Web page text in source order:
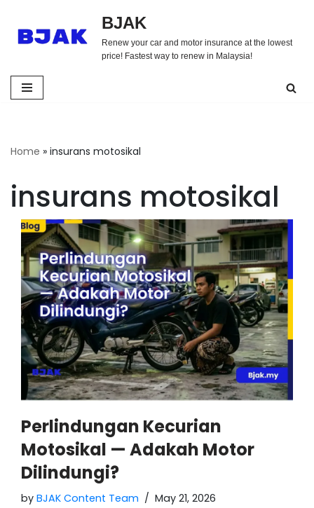
Skip
BJAK
Renew your car and motor insurance at the lowest
price! Fastest way to renew in Malaysia!
Home » insurans motosikal
insurans motosikal
Perlindungan Kecurian
Motosikal — Adakah Motor
Dilindungi?
by BJAK Content Team May 21, 2026